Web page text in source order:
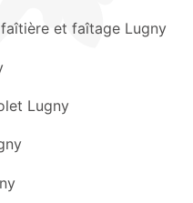
et faîtage Lugny
Lugny